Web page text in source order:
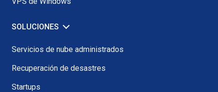
SOLUCIONES
Servicios de nube administrados
Recuperación de desastres
Startups